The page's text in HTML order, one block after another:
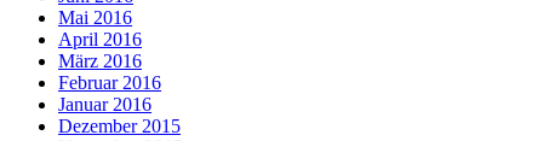
Mai 2016
April 2016
März 2016
Februar 2016
Januar 2016
Dezember 2015